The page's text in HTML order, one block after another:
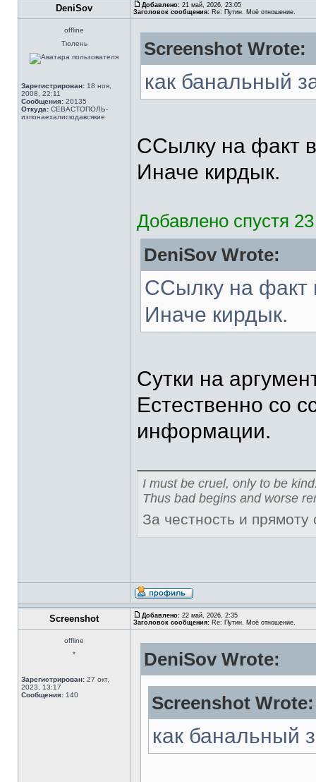
DeniSov Добавлено: 21 май, 2026, 23:05
Заголовок сообщения: Re: Путин. Моё отношение.
offline
Тюлень
Зарегистрирован: 18 ноя,
2008, 22:11
Сообщения: 20135
Откуда: СЕВАСТОПОЛЬ-
изпонаехалисюдавсякие
Screenshot Wrote:
как банальный
ССылку на факт
Иначе кирдык.
Добавлено спустя
DeniSov Wrote:
ССылку на факт
Иначе кирдык.
Сутки на
Естественно со
информации.
I must be cruel, only to be
Thus bad begins and worse
За честность и
Screenshot Добавлено: 22 май, 2026, 2:35
Заголовок сообщения: Re: Путин. Моё отношение.
offline
*
Зарегистрирован: 27 окт,
2023, 13:17
Сообщения: 140
DeniSov Wrote:
Screenshot Wrote:
как банальный